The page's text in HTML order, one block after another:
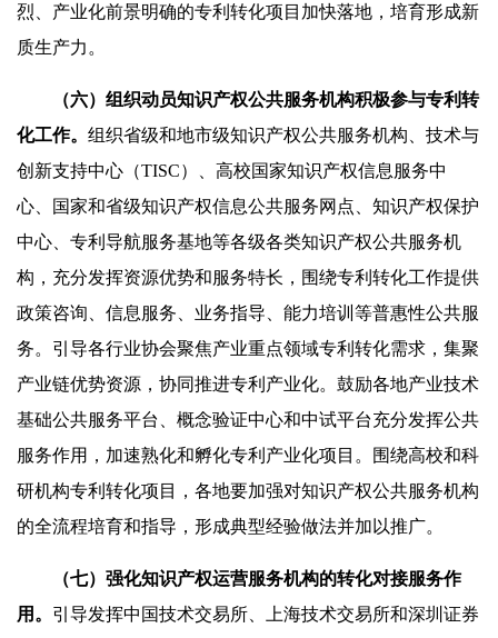
烈、产业化前景明确的专利转化项目加快落地，培育形成新
质生产力。
（六）组织动员知识产权公共服务机构积极参与专利转
化工作。 组织省级和地市级知识产权公共服务机构、技术与
创新支持中心（TISC）、高校国家知识产权信息服务中
心、国家和省级知识产权信息公共服务网点、知识产权保护
中心、专利导航服务基地等各级各类知识产权公共服务机
构，充分发挥资源优势和服务特长，围绕专利转化工作提供
政策咨询、信息服务、业务指导、能力培训等普惠性公共服
务。引导各行业协会聚焦产业重点领域专利转化需求，集聚
产业链优势资源，协同推进专利产业化。鼓励各地产业技术
基础公共服务平台、概念验证中心和中试平台充分发挥公共
服务作用，加速熟化和孵化专利产业化项目。围绕高校和科
研机构专利转化项目，各地要加强对知识产权公共服务机构
的全流程培育和指导，形成典型经验做法并加以推广。
（七）强化知识产权运营服务机构的转化对接服务作
用。 引导发挥中国技术交易所、上海技术交易所和深圳证券